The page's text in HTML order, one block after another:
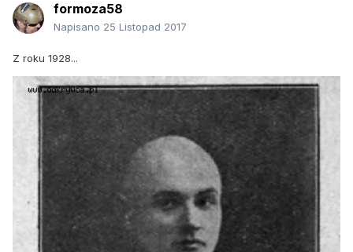
formoza58
Napisano 25 Listopad 2017
Z roku 1928...